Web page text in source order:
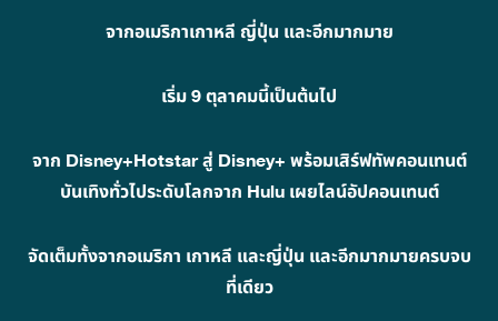
จากอเมริกาเกาหลี ญี่ปุ่น และอีกมากมาย
เริ่ม 9 ตุลาคมนี้เป็นต้นไป
จาก Disney+Hotstar สู่ Disney+ พร้อมเสิร์ฟทัพคอนเทนต์
บันเทิงทั่วไประดับโลกจาก Hulu เผยไลน์อัปคอนเทนต์
จัดเต็มทั้งจากอเมริกา เกาหลี และญี่ปุ่น และอีกมากมายครบจบ
ที่เดียว